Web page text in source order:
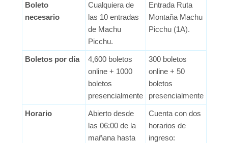
Boleto
necesario
Cualquiera de
las 10 entradas
de Machu
Picchu.
Entrada Ruta
Montaña Machu
Picchu (1A).
Boletos por día
4,600 boletos
online + 1000
boletos
presencialmente
300 boletos
online + 50
boletos
presencialmente
Horario
Abierto desde
las 06:00 de la
mañana hasta
Cuenta con dos
horarios de
ingreso: